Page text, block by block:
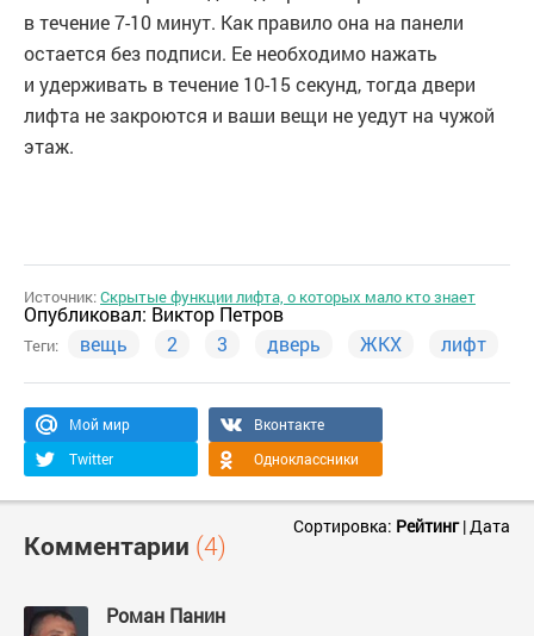
в течение 7-10 минут. Как правило она на панели
остается без подписи. Ее необходимо нажать
и удерживать в течение 10-15 секунд, тогда двери
лифта не закроются и ваши вещи не уедут на чужой
этаж.
Источник:Скрытые функции лифта, о которых мало кто знает
Опубликовал: Виктор Петров
Теги: вещь 2 3 дверь ЖКХ лифт
Мой мир
Вконтакте
Twitter
Одноклассники
Комментарии (4)
Сортировка: Рейтинг|Дата
Роман Панин